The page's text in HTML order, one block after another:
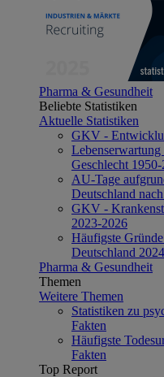
Pharma & Gesundheit
Beliebte Statistiken
Aktuelle Statistiken
GKV -
Geschlecht
AU-Tage
Deutschland
GKV -
2023-2026
Häufigste
Deutschland 2024
Pharma & Gesundheit
Themen
Weitere Themen
Statistiken zu
Fakten
Häufigste
Fakten
Top Report